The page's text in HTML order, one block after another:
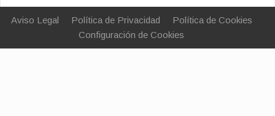
Aviso Legal Política de Privacidad
Política de Cookies
Configuración de Cookies